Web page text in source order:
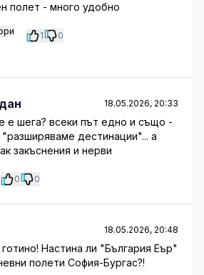
полет - много удобно
1 0
18.05.2026, 20:33
е шега? всеки път едно и също -
дестинации"... а
закъснения и нерви
0 0
18.05.2026, 20:48
Настина ли "България Еър"
полети София-Бургас?!